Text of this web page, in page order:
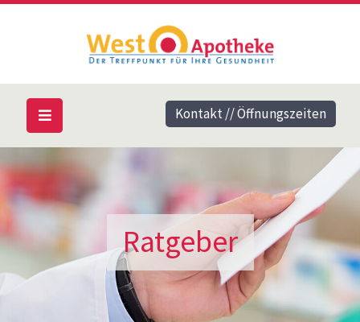
Ratgeber
Kontakt // Öffnungszeiten